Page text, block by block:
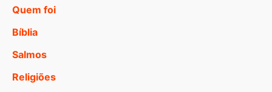
Quem foi
Bíblia
Salmos
Religiões